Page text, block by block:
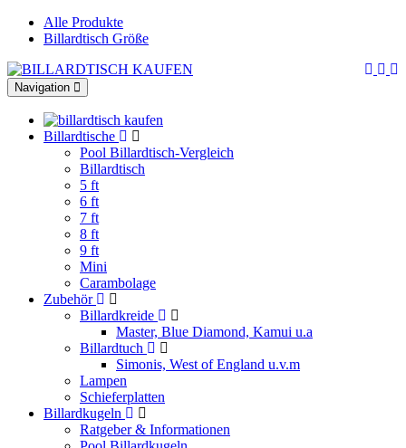
Alle Produkte
Billardtisch Größe
Toggle
navigation
Navigation
Billardtische
Pool Billardtisch-Vergleich
Billardtisch
5 ft
6 ft
7 ft
8 ft
9 ft
Mini
Carambolage
Zubehör
Billardkreide
Master, Blue Diamond, Kamui u.a
Billardtuch
Simonis, West of England u.v.m
Lampen
Schieferplatten
Billardkugeln
Ratgeber & Informationen